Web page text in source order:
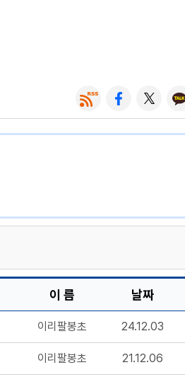
이 름 날짜
이리팔봉초 24.12.03
이리팔봉초 21.12.06